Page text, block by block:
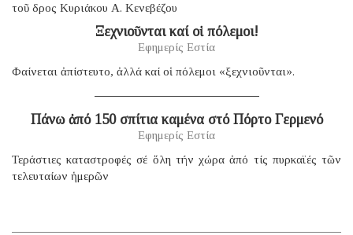
τοῦ δρος Κυριάκου Α. Κενεβέζου
Ξεχνιοῦνται καί οἱ πόλεμοι!
Εφημερίς Εστία
Φαίνεται ἀπίστευτο, ἀλλά καί οἱ πόλεμοι «ξεχνιοῦνται».
Πάνω ἀπό 150 σπίτια καμένα στό Πόρτο Γερμενό
Εφημερίς Εστία
Τεράστιες καταστροφές σέ ὅλη τήν χώρα ἀπό τίς πυρκαϊές τῶν
τελευταίων ἡμερῶν